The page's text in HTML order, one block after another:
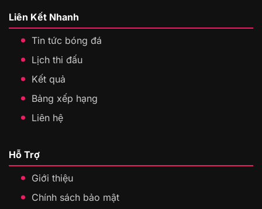
Liên Kết Nhanh
Tin tức bóng đá
Lịch thi đấu
Kết quả
Bảng xếp hạng
Liên hệ
Hỗ Trợ
Giới thiệu
Chính sách bảo mật